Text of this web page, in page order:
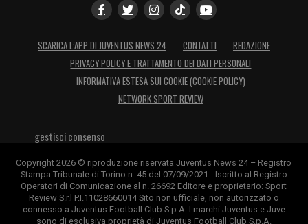
SCARICA L’APP DI JUVENTUS NEWS 24 CONTATTI
REDAZIONE
PRIVACY POLICY E TRATTAMENTO DEI DATI PERSONALI
INFORMATIVA ESTESA SUI COOKIE (COOKIE POLICY)
NETWORK SPORT REVIEW
gestisci consenso
Copyright 2026 © riproduzione riservata Juventus News 24 – Registro
Stampa Tribunale di Torino n. 45 del 07/09/2021 - Iscritto al Registro
Operatori di Comunicazione al n. 26692 Editore e proprietario: Sport
Review S.r.l P.I.11028660014 Sito non ufficiale, non autorizzato o
connesso a Juventus Football Club S.p.A. I marchi Juventus e Juve
sono di esclusiva proprietà di Juventus Football Club S.p.A.